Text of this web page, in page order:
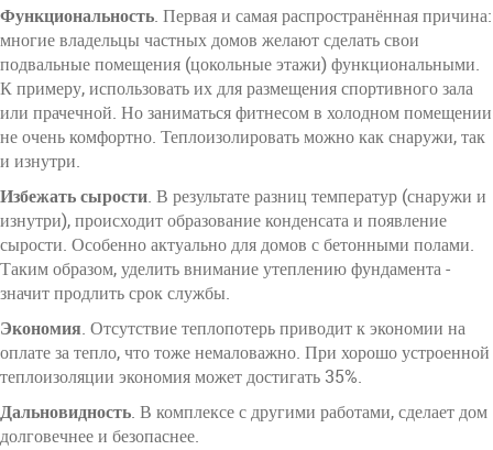
Функциональность. Первая и самая распространённая причина:
многие владельцы частных домов желают сделать свои
подвальные помещения (цокольные этажи) функциональными.
К примеру, использовать их для размещения спортивного зала
или прачечной. Но заниматься фитнесом в холодном помещении
не очень комфортно. Теплоизолировать можно как снаружи, так
и изнутри.
Избежать сырости. В результате разниц температур (снаружи и
изнутри), происходит образование конденсата и появление
сырости. Особенно актуально для домов с бетонными полами.
Таким образом, уделить внимание утеплению фундамента -
значит продлить срок службы.
Экономия. Отсутствие теплопотерь приводит к экономии на
оплате за тепло, что тоже немаловажно. При хорошо устроенной
теплоизоляции экономия может достигать 35%.
Дальновидность. В комплексе с другими работами, сделает дом
долговечнее и безопаснее.